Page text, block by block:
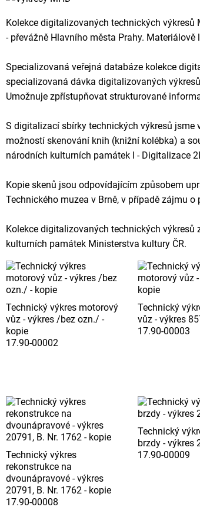
Kolekce digitalizovaných technických výkresů
- převážně Hlavního města Prahy.
Specializovaná veřejná databáze kolekce
specializovaná dávka digitalizovaných
Umožnuje zpřístupňovat strukturované
S digitalizací sbírky technických výkresů
možností skenování knih (knižní kolébka) a
národních kulturních památek I - Digitalizace
Kopie skenů jsou odpovídajícím způsobem
Technického muzea v Brně, v případě zájmu
Kolekce digitalizovaných technických
kulturních památek Ministerstva kultury ČR.
Technický výkres motorový
vůz - výkres /bez ozn./ -
kopie
17.90-00002
Technický
vůz - výkres
17.90-00003
Technický výkres
rekonstrukce na
dvounápravové - výkres
20791, B. Nr. 1762 - kopie
17.90-00008
Technický
brzdy - výkres
17.90-00009